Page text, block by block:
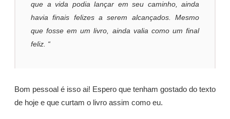
que a vida podia lançar em seu caminho, ainda
havia finais felizes a serem alcançados. Mesmo
que fosse em um livro, ainda valia como um final
feliz. “
Bom pessoal é isso ai! Espero que tenham gostado do texto
de hoje e que curtam o livro assim como eu.